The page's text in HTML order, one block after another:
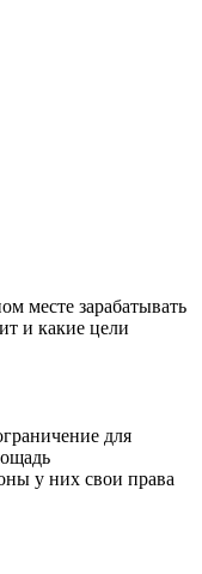
месте зарабатывать
и какие цели
для
у них свои права